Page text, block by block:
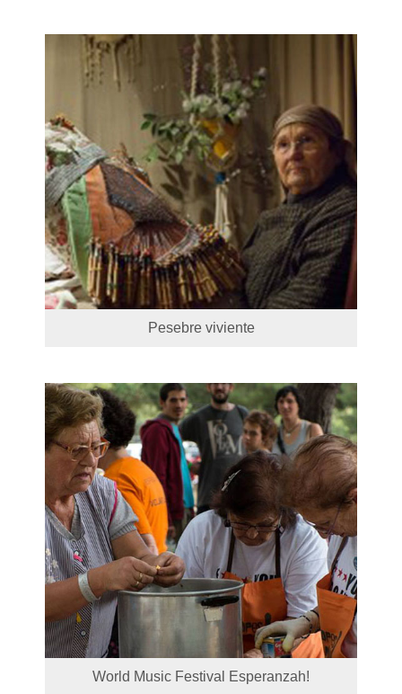
Pesebre viviente
World Music Festival Esperanzah!